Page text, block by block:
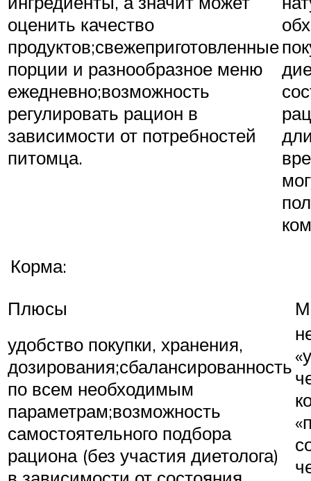
оценить качество
продуктов;свежеприготовленные
порции и разнообразное меню
ежедневно;возможность
регулировать рацион в
зависимости от потребностей
питомца.
Корма:
Плюсы
удобство покупки, хранения,
дозирования;сбалансированность
по всем необходимым
параметрам;возможность
самостоятельного подбора
рациона (без участия диетолога)